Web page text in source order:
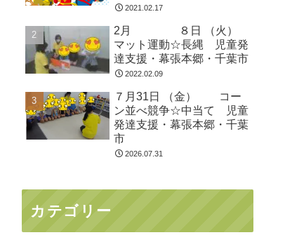
2021.02.17
2月 ８日 （火）
マット運動☆長縄 児童発
達支援・幕張本郷・千葉市
2022.02.09
７月31日 （金） コー
ン並べ競争☆中当て 児童
発達支援・幕張本郷・千葉
市
2026.07.31
カテゴリー